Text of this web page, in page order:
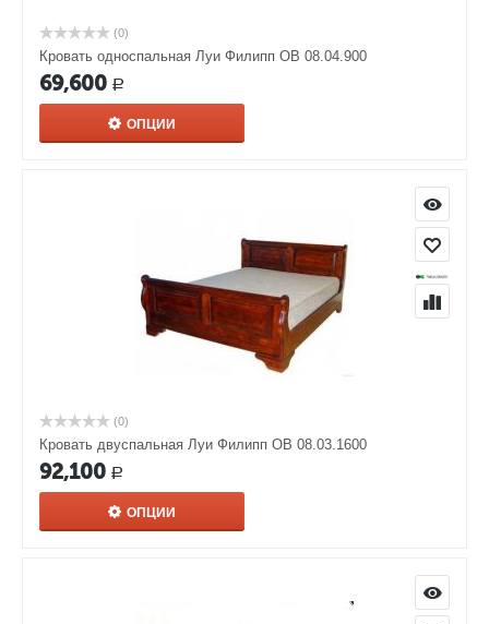
(0)
Кровать односпальная Луи Филипп ОВ 08.04.900
69,600 Р
ОПЦИИ
(0)
Кровать двуспальная Луи Филипп ОВ 08.03.1600
92,100 Р
ОПЦИИ